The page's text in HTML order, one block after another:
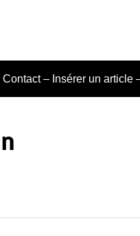
Contact – Insérer un article